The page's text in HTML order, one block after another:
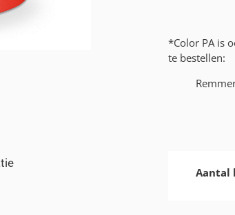
*Color PA is
te bestellen:
Aantal